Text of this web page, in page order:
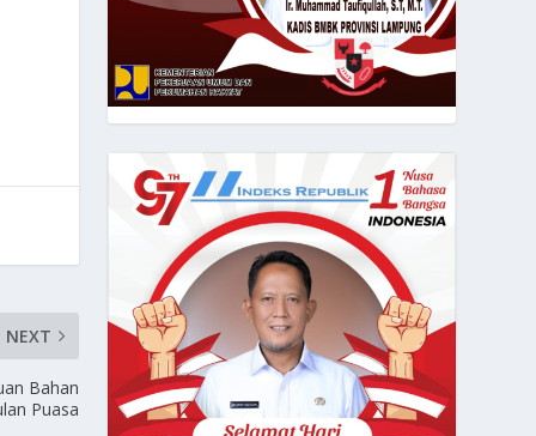
NEXT
Bahan
Puasa